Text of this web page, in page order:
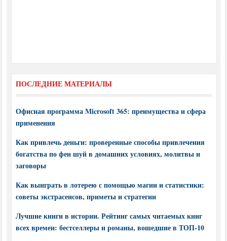
ПОСЛЕДНИЕ МАТЕРИАЛЫ
Офисная программа Microsoft 365: преимущества и сфера
применения
Как привлечь деньги: проверенные способы привлечения
богатства по фен шуй в домашних условиях, молитвы и
заговоры
Как выиграть в лотерею с помощью магии и статистики:
советы экстрасенсов, приметы и стратегии
Лучшие книги в истории. Рейтинг самых читаемых книг
всех времен: бестселлеры и романы, вошедшие в ТОП-10